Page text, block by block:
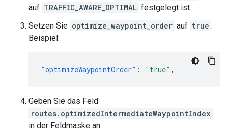
auf TRAFFIC_AWARE_OPTIMAL festgelegt ist.
Setzen Sie optimize_waypoint_order auf true .
Beispiel:
"optimizeWaypointOrder" : "true" ,
Geben Sie das Feld
routes.optimizedIntermediateWaypointIndex
in der Feldmaske an: